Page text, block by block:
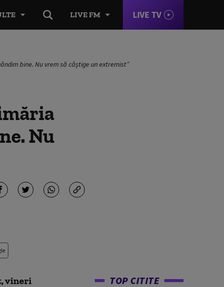
LIVE FM LIVE TV
bine. Nu vrem să câștige un extremist”
Nu
vineri
TOP CITITE